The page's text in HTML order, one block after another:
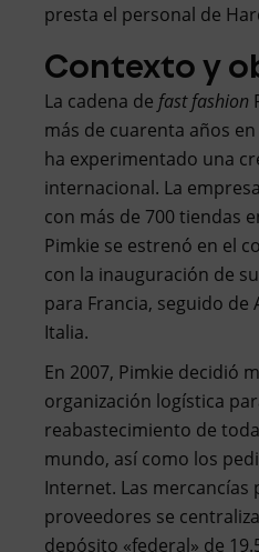
presta el personal de
Contexto y
La cadena de fast fashion
más de cuarenta años
ha experimentado una
internacional. La
con más de 700 tiendas
Pimkie se estrenó en el
con la inauguración de
para Francia, seguido de
Italia.
En 2007, Pimkie decidió
organización logística
reabastecimiento de
mundo, así como los
Internet. Las mercancías
proveedores se
depósito «federal» de